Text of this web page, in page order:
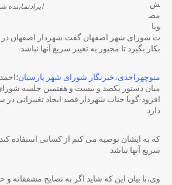
ایرادنماینده
ش
مص
وبا
ت شورای شهر اصفهان گفت:شهردار اصفهان در
بکار بگیرد تا مجبور به تغییر سریع آنها نباشد.
منوچهراحدی،خبرنگار شورای شهر پارسیان؛
میان دستور یکصد و بیست و هفتمین جلسه
افزود:گویا جناب شهردار قصد ایجاد تغییراتی
دارد
که به ایشان توصیه می کنم از کسانی استفاده کند
سریع آنها نباشد.
وی،با بیان این که شاید اگر به نصایح مشفقانه